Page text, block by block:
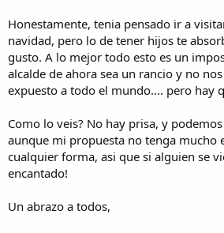
Honestamente, tenia pensado ir a
navidad, pero lo de tener hijos te
gusto. A lo mejor todo esto es un
alcalde de ahora sea un rancio y no
expuesto a todo el mundo.... pero hay
Como lo veis? No hay prisa, y
aunque mi propuesta no tenga mucho
cualquier forma, asi que si alguien se
encantado!
Un abrazo a todos,